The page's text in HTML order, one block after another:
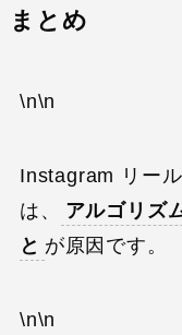
まとめ
\n\n
Instagram リー
は、
アルゴリズ
と が原因です。
\n\n